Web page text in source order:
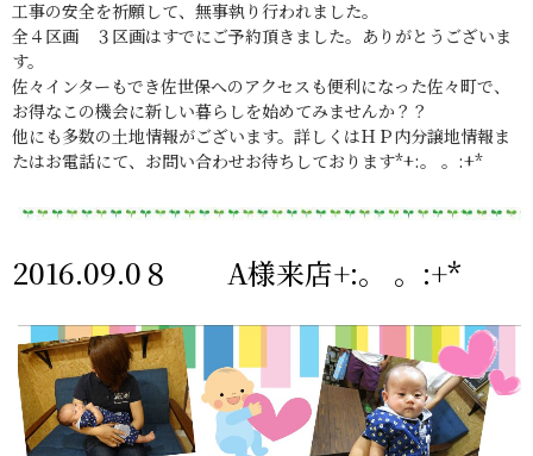
工事の安全を祈願して、無事執り行われました。
全４区画 ３区画はすでにご予約頂きました。ありがとうございま
す。
佐々インターもでき佐世保へのアクセスも便利になった佐々町で、
お得なこの機会に新しい暮らしを始めてみませんか？？
他にも多数の土地情報がございます。詳しくはＨＰ内分譲地情報ま
たはお電話にて、お問い合わせお待ちしております*+:。 。:+*
2016.09.0８ A様来店+:。 。:+*